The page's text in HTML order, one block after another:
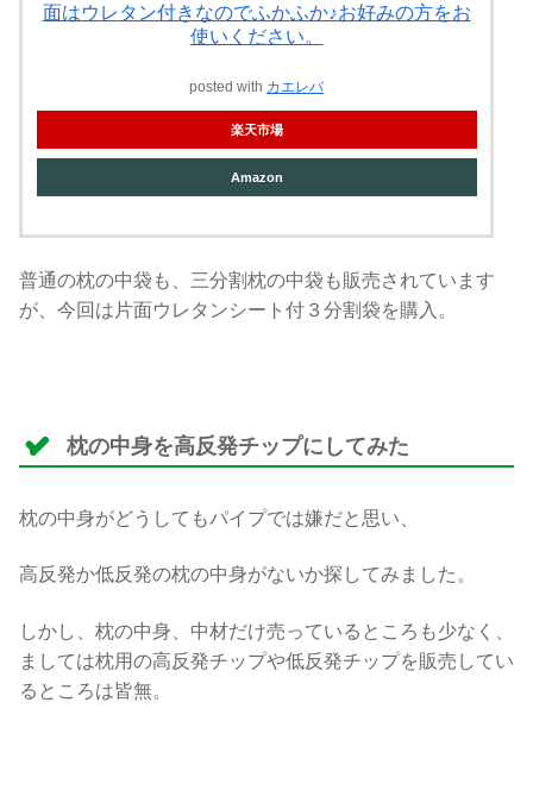
面はウレタン付きなのでふかふか♪お好みの方をお
使いください。
posted with カエレバ
楽天市場
Amazon
普通の枕の中袋も、三分割枕の中袋も販売されています
が、今回は片面ウレタンシート付３分割袋を購入。
枕の中身を高反発チップにしてみた
枕の中身がどうしてもパイプでは嫌だと思い、
高反発か低反発の枕の中身がないか探してみました。
しかし、枕の中身、中材だけ売っているところも少なく、
ましては枕用の高反発チップや低反発チップを販売してい
るところは皆無。